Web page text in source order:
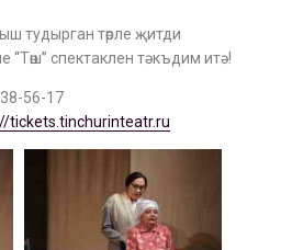
тудырган төрле җитди
“Төш” спектаклен тәкъдим итә!
56-17
tickets.tinchurinteatr.ru